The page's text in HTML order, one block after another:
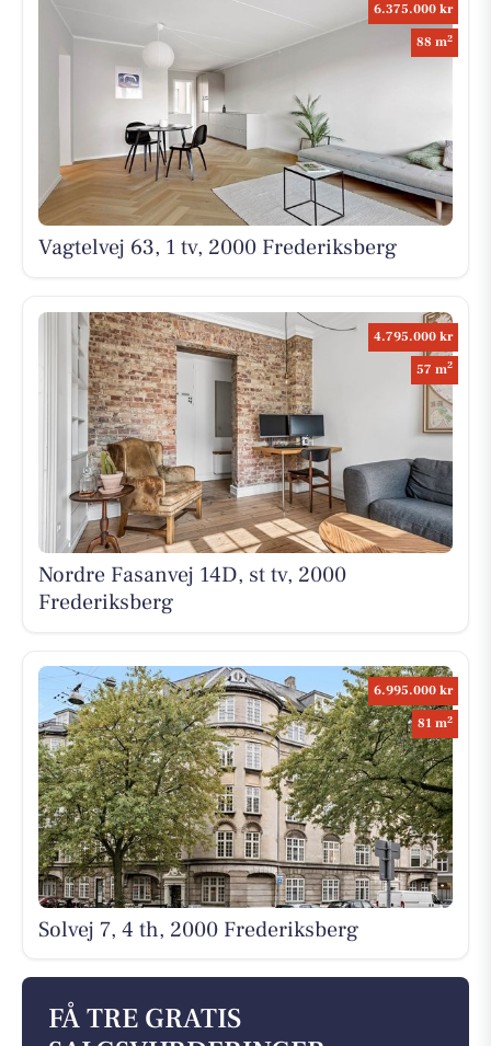
6.375.000 kr
88 m2
Vagtelvej 63, 1 tv, 2000 Frederiksberg
4.795.000 kr
57 m2
Nordre Fasanvej 14D, st tv, 2000
Frederiksberg
6.995.000 kr
81 m2
Solvej 7, 4 th, 2000 Frederiksberg
FÅ TRE GRATIS